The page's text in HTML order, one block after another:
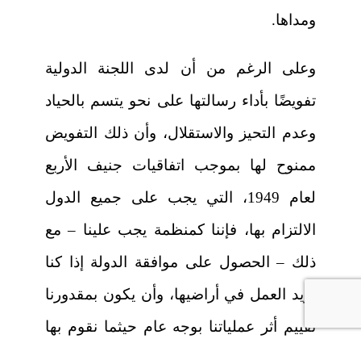
ومداها.
وعلى الرغم من أن لدى اللجنة الدولية
تفويضًا بأداء رسالتها على نحو يتسم بالحياد
وعدم التحيز والاستقلال، وأن ذلك التفويض
ممنوح لها بموجب اتفاقيات جنيف الأربع
لعام 1949، التي يجب على جميع الدول
الالتزام بها، فإننا كمنظمة يجب علينا – مع
ذلك – الحصول على موافقة الدولة إذا كنا
نريد العمل في أراضيها، وأن يكون بمقدورنا
تقييم أثر عملياتنا بوجه عام حيثما نقوم بها